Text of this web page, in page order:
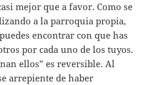
mejor que a favor. Como se
a la parroquia propia,
encontrar con que has
por cada uno de los tuyos.
ellos” es reversible. Al
arrepiente de haber